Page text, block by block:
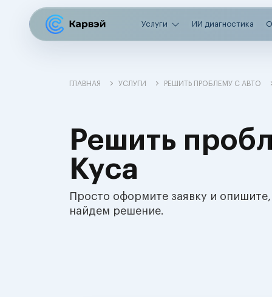
Услуги ИИ диагностика
ГЛАВНАЯ УСЛУГИ РЕШИТЬ ПРОБЛЕМУ С АВТО
Решить
Куса
Просто оформите заявку и
найдем решение.